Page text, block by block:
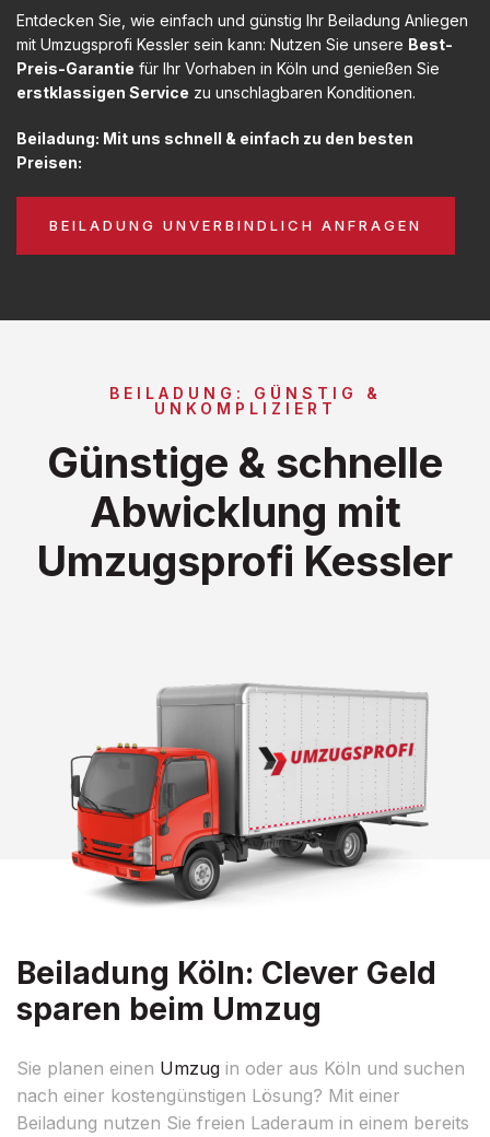
Entdecken Sie, wie einfach und günstig Ihr Beiladung Anliegen
mit Umzugsprofi Kessler sein kann: Nutzen Sie unsere Best-
Preis-Garantie für Ihr Vorhaben in Köln und genießen Sie
erstklassigen Service zu unschlagbaren Konditionen.
Beiladung: Mit uns schnell & einfach zu den besten
Preisen:
BEILADUNG UNVERBINDLICH ANFRAGEN
BEILADUNG: GÜNSTIG &
UNKOMPLIZIERT
Günstige & schnelle
Abwicklung mit
Umzugsprofi Kessler
Beiladung Köln: Clever Geld
sparen beim Umzug
Sie planen einen Umzug in oder aus Köln und suchen
nach einer kostengünstigen Lösung? Mit einer
Beiladung nutzen Sie freien Laderaum in einem bereits